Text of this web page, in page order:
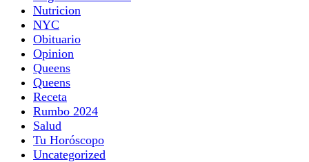
Nutricion
NYC
Obituario
Opinion
Queens
Queens
Receta
Rumbo 2024
Salud
Tu Horóscopo
Uncategorized